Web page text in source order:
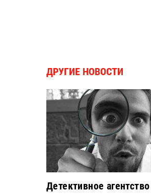
ДРУГИЕ НОВОСТИ
Детективное агентство